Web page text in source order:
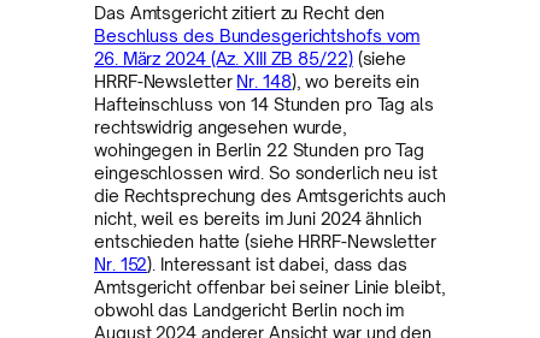
Das Amtsgericht zitiert zu Recht den
Beschluss des Bundesgerichtshofs vom
26. März 2024 (Az. XIII ZB 85/22)(siehe
HRRF-Newsletter Nr. 148), wo bereits ein
Hafteinschluss von 14 Stunden pro Tag als
rechtswidrig angesehen wurde,
wohingegen in Berlin 22 Stunden pro Tag
eingeschlossen wird. So sonderlich neu ist
die Rechtsprechung des Amtsgerichts auch
nicht, weil es bereits im Juni 2024 ähnlich
entschieden hatte (siehe HRRF-Newsletter
Nr. 152). Interessant ist dabei, dass das
Amtsgericht offenbar bei seiner Linie bleibt,
obwohl das Landgericht Berlin noch im
August 2024 anderer Ansicht war und den